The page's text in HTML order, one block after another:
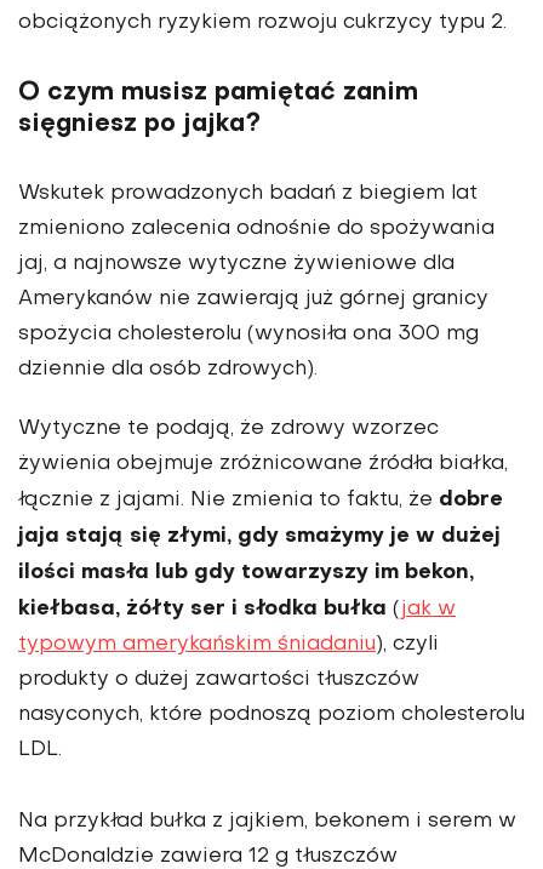
obciążonych ryzykiem rozwoju cukrzycy typu 2.
O czym musisz pamiętać zanim
sięgniesz po jajka?
Wskutek prowadzonych badań z biegiem lat
zmieniono zalecenia odnośnie do spożywania
jaj, a najnowsze wytyczne żywieniowe dla
Amerykanów nie zawierają już górnej granicy
spożycia cholesterolu (wynosiła ona 300 mg
dziennie dla osób zdrowych).
Wytyczne te podają, że zdrowy wzorzec
żywienia obejmuje zróżnicowane źródła białka,
łącznie z jajami. Nie zmienia to faktu, że dobre
jaja stają się złymi, gdy smażymy je w dużej
ilości masła lub gdy towarzyszy im bekon,
kiełbasa, żółty ser i słodka bułka ( jak w
typowym amerykańskim śniadaniu), czyli
produkty o dużej zawartości tłuszczów
nasyconych, które podnoszą poziom cholesterolu
LDL.
Na przykład bułka z jajkiem, bekonem i serem w
McDonaldzie zawiera 12 g tłuszczów